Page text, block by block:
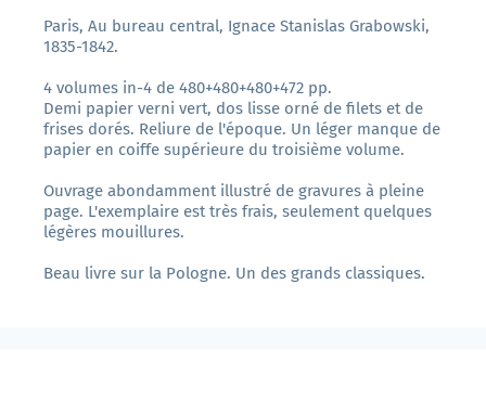
Paris, Au bureau central, Ignace Stanislas Grabowski,
1835-1842.
4 volumes in-4 de 480+480+480+472 pp.
Demi papier verni vert, dos lisse orné de filets et de
frises dorés. Reliure de l'époque. Un léger manque de
papier en coiffe supérieure du troisième volume.
Ouvrage abondamment illustré de gravures à pleine
page. L'exemplaire est très frais, seulement quelques
légères mouillures.
Beau livre sur la Pologne. Un des grands classiques.